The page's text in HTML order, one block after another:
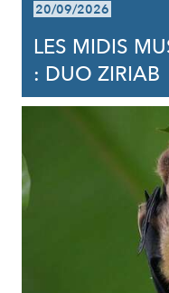
20/09/2026
LES MIDIS
: DUO ZIRIAB